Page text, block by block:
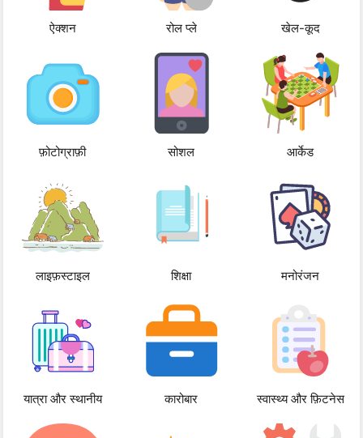
ऐक्शन रोल प्ले खेल-कूद
फ़ोटोग्राफ़ी सोशल आर्केड
लाइफ़स्टाइल शिक्षा मनोरंजन
यात्रा और स्थानीय कारोबार स्वास्थ्य और फ़िटनेस